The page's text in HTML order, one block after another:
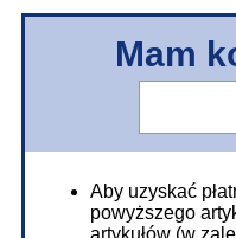
Mam
Aby uzyskać
powyższego